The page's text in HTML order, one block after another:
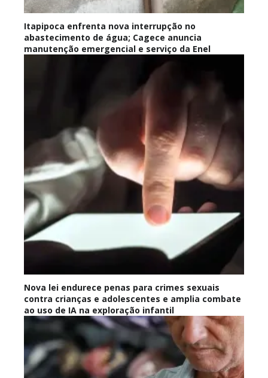
Itapipoca enfrenta nova interrupção no
abastecimento de água; Cagece anuncia
manutenção emergencial e serviço da Enel
Nova lei endurece penas para crimes sexuais
contra crianças e adolescentes e amplia combate
ao uso de IA na exploração infantil